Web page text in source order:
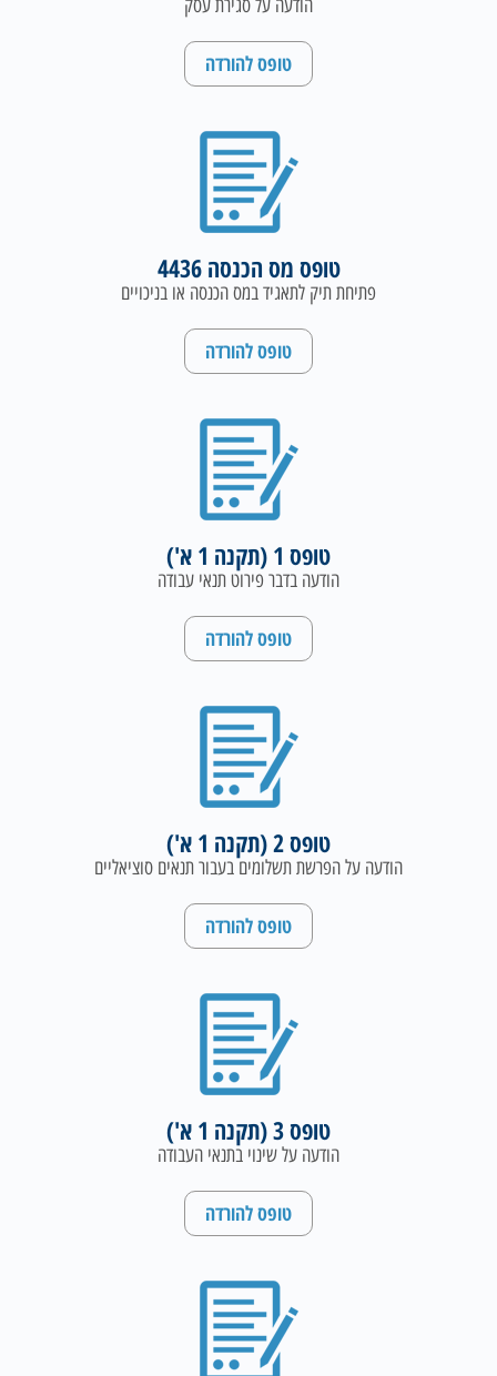
הודעה על סגירת עסק
טופס להורדה
טופס מס הכנסה 4436
פתיחת תיק לתאגיד במס הכנסה או בניכויים
טופס להורדה
טופס 1 (תקנה 1 א')
הודעה בדבר פירוט תנאי עבודה
טופס להורדה
טופס 2 (תקנה 1 א')
הודעה על הפרשת תשלומים בעבור תנאים סוציאליים
טופס להורדה
טופס 3 (תקנה 1 א')
הודעה על שינוי בתנאי העבודה
טופס להורדה